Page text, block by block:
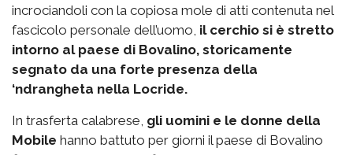
incrociandoli con la copiosa mole di atti contenuta nel
fascicolo personale dell’uomo, il cerchio si è stretto
intorno al paese di Bovalino, storicamente
segnato da una forte presenza della
‘ndrangheta nella Locride.
In trasferta calabrese, gli uomini e le donne della
Mobile hanno battuto per giorni il paese di Bovalino